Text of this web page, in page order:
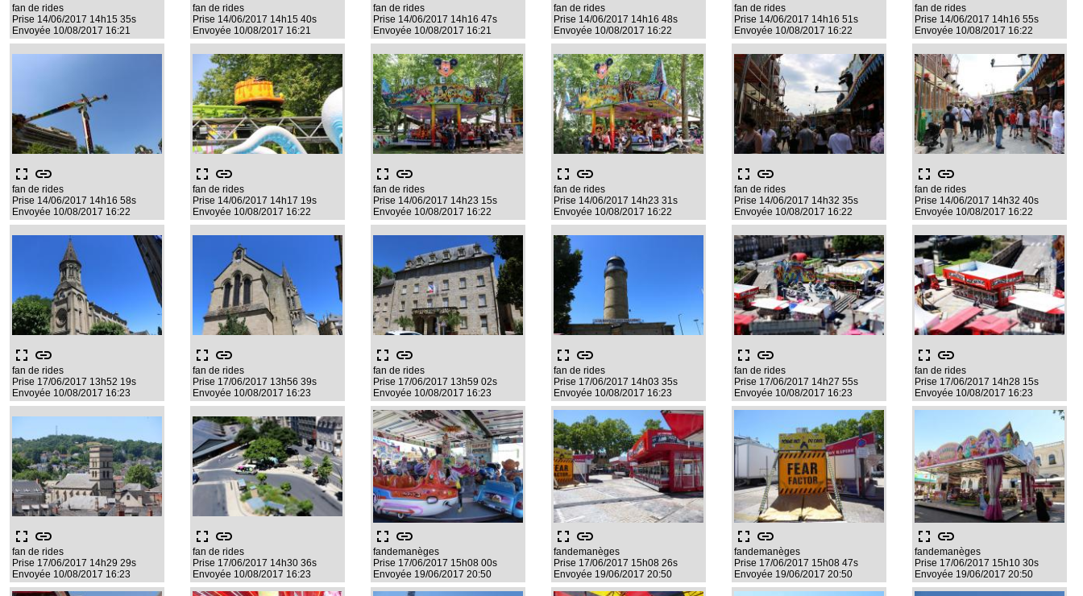
fan de rides
Prise 14/06/2017 14h15 35s
Envoyée 10/08/2017 16:21
fan de rides
Prise 14/06/2017 14h15 40s
Envoyée 10/08/2017 16:21
fan de rides
Prise 14/06/2017 14h16 47s
Envoyée 10/08/2017 16:21
fan de rides
Prise 14/06/2017 14h16 48s
Envoyée 10/08/2017 16:22
fan de rides
Prise 14/06/2017 14h16 51s
Envoyée 10/08/2017 16:22
fan de rides
Prise 14/06/2017 14h16 55s
Envoyée 10/08/2017 16:22
fullscreen link
fan de rides
Prise 14/06/2017 14h16 58s
Envoyée 10/08/2017 16:22
fullscreen link
fan de rides
Prise 14/06/2017 14h17 19s
Envoyée 10/08/2017 16:22
fullscreen link
fan de rides
Prise 14/06/2017 14h23 15s
Envoyée 10/08/2017 16:22
fullscreen link
fan de rides
Prise 14/06/2017 14h23 31s
Envoyée 10/08/2017 16:22
fullscreen link
fan de rides
Prise 14/06/2017 14h32 35s
Envoyée 10/08/2017 16:22
fullscreen link
fan de rides
Prise 14/06/2017 14h32 40s
Envoyée 10/08/2017 16:22
fullscreen link
fan de rides
Prise 17/06/2017 13h52 19s
Envoyée 10/08/2017 16:23
fullscreen link
fan de rides
Prise 17/06/2017 13h56 39s
Envoyée 10/08/2017 16:23
fullscreen link
fan de rides
Prise 17/06/2017 13h59 02s
Envoyée 10/08/2017 16:23
fullscreen link
fan de rides
Prise 17/06/2017 14h03 35s
Envoyée 10/08/2017 16:23
fullscreen link
fan de rides
Prise 17/06/2017 14h27 55s
Envoyée 10/08/2017 16:23
fullscreen link
fan de rides
Prise 17/06/2017 14h28 15s
Envoyée 10/08/2017 16:23
fullscreen link
fan de rides
Prise 17/06/2017 14h29 29s
Envoyée 10/08/2017 16:23
fullscreen link
fan de rides
Prise 17/06/2017 14h30 36s
Envoyée 10/08/2017 16:23
fullscreen link
fandemanèges
Prise 17/06/2017 15h08 00s
Envoyée 19/06/2017 20:50
fullscreen link
fandemanèges
Prise 17/06/2017 15h08 26s
Envoyée 19/06/2017 20:50
fullscreen link
fandemanèges
Prise 17/06/2017 15h08 47s
Envoyée 19/06/2017 20:50
fullscreen link
fandemanèges
Prise 17/06/2017 15h10 30s
Envoyée 19/06/2017 20:50